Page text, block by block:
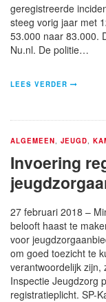
geregistreerde
steeg vorig jaar met
53.000 naar 83.000.
Nu.nl. De politie…
LEES VERDER
ALGEMEEN JEUGD
Invoering
27 februari 2018 –
belooft haast te
voor
om goed toezicht te
verantwoordelijk zijn,
Inspectie Jeugdzorg
registratieplicht. SP-